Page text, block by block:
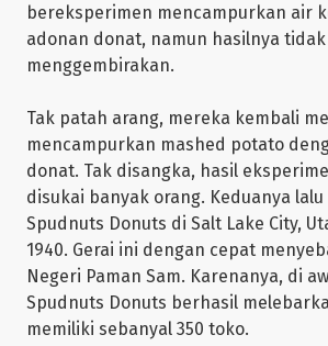
bereksperimen mencampurkan air
adonan donat, namun hasilnya tidak
menggembirakan.
Tak patah arang, mereka kembali
mencampurkan mashed potato
donat. Tak disangka, hasil
disukai banyak orang. Keduanya
Spudnuts Donuts di Salt Lake City,
1940. Gerai ini dengan cepat
Negeri Paman Sam. Karenanya, di
Spudnuts Donuts berhasil
memiliki sebanyal 350 toko.